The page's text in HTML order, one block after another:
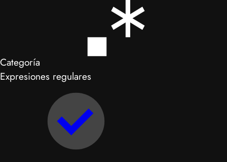
Categoría
Expresiones regulares